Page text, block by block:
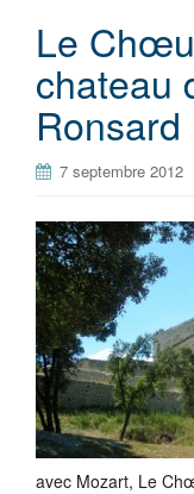
Le
chateau
Ronsard
7 septembre 2012
avec Mozart, Le